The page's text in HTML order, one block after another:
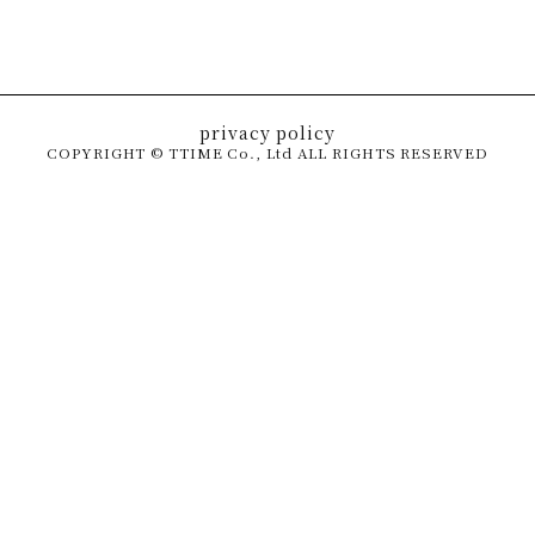
privacy policy
COPYRIGHT © TTIME Co., Ltd ALL RIGHTS RESERVED